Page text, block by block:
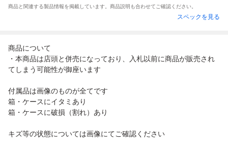
商品と関連する製品情報を掲載しています。商品説明も合わせてご確認ください。
スペックを見る
商品について
・本商品は店頭と併売になっており、入札以前に商品が販売され
てしまう可能性が御座います
付属品は画像のものが全てです
箱・ケースにイタミあり
箱・ケースに破損（割れ）あり
キズ等の状態については画像にてご確認ください